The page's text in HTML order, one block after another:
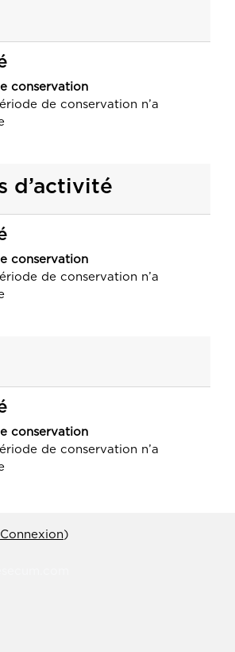
conservation
de conservation n’a
d’activité
conservation
de conservation n’a
conservation
de conservation n’a
Connexion)